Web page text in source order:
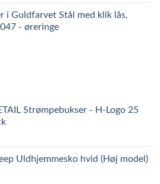
i Guldfarvet Stål med klik lås,
- øreringe
Strømpebukser - H-Logo 25
Uldhjemmesko hvid (Høj model)